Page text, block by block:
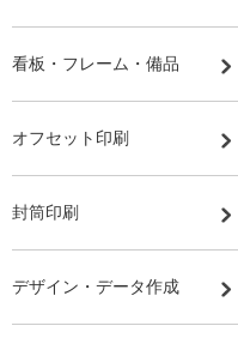
看板・フレーム・備品
オフセット印刷
封筒印刷
デザイン・データ作成